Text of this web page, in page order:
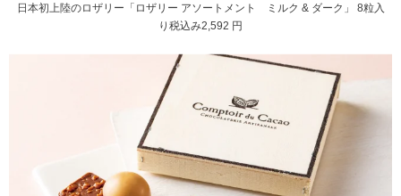
日本初上陸のロザリー「ロザリー アソートメント ミルク & ダーク」 8粒入
り税込み2,592 円